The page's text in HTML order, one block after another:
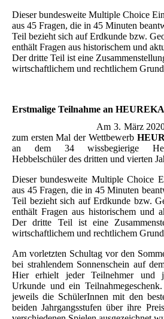
Dieser bundesweite Multiple Choice
aus 45 Fragen, die in 45 Minuten
Teil bezieht sich auf Erdkunde bzw.
enthält Fragen aus historischem und
Der dritte Teil ist eine
wirtschaftlichem und rechtlichem
Erstmalige Teilnahme an
Am 3. März
zum ersten Mal der Wettbewerb
an dem 34 wissbegierige
Hebbelschüler des dritten und vierten
Dieser bundesweite Multiple Choice
aus 45 Fragen, die in 45 Minuten
Teil bezieht sich auf Erdkunde bzw.
enthält Fragen aus historischem und
Der dritte Teil ist eine
wirtschaftlichem und rechtlichem
Am vorletzten Schultag vor den
bei strahlendem Sonnenschein auf
Hier erhielt jeder Teilnehmer und
Urkunde und ein
jeweils die SchülerInnen mit den
beiden Jahrgangsstufen über ihre